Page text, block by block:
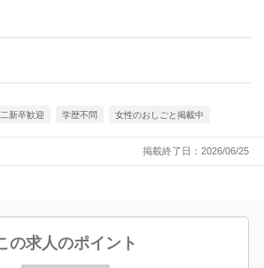
新卒歓迎 学歴不問 女性のおしごと掲載中
掲載終了日：2026/06/25
の求人のポイント